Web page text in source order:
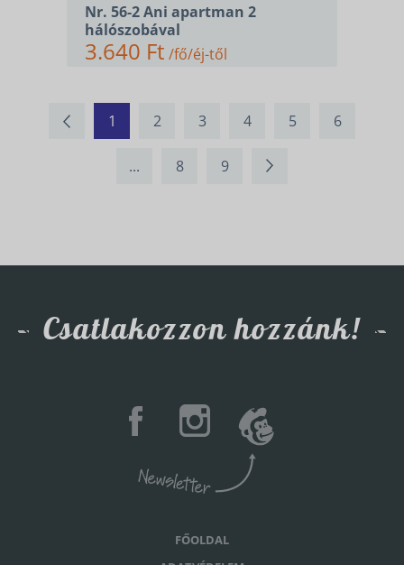
Nr. 56-2 Ani apartman 2
hálószobával
3.640 Ft /fő/éj-től
1 2 3 4 5 6
... 8 9
Csatlakozzon hozzánk!
FŐOLDAL